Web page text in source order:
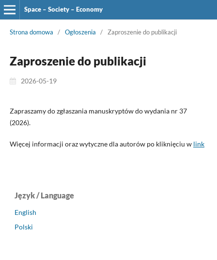
Space – Society – Economy
Strona domowa / Ogłoszenia / Zaproszenie do publikacji
Zaproszenie do publikacji
2026-05-19
Zapraszamy do zgłaszania manuskryptów do wydania nr 37
(2026).
Więcej informacji oraz wytyczne dla autorów po kliknięciu w link
Język / Language
English
Polski